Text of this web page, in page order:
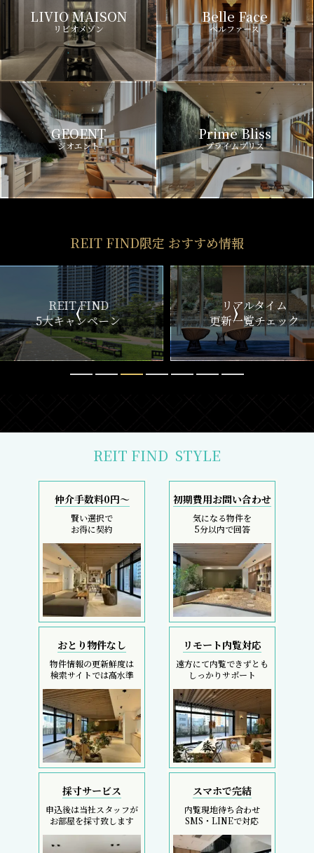
LIVIO MAISON
リビオメゾン
Belle Face
ベルファース
GEOENT
ジオエント
Prime Bliss
プライムブリス
REIT FIND限定 おすすめ情報
ン
リアルタイム
更新一覧チェック
新
REIT FIND STYLE
仲介手数料0円～
賢い選択で
お得に契約
初期費用お問い合わせ
気になる物件を
5分以内で回答
おとり物件なし
物件情報の更新鮮度は
検索サイトでは高水準
リモート内覧対応
遠方にて内覧できずとも
しっかりサポート
採寸サービス
申込後は当社スタッフが
お部屋を採寸致します
スマホで完結
内覧現地待ち合わせ
SMS・LINEで対応